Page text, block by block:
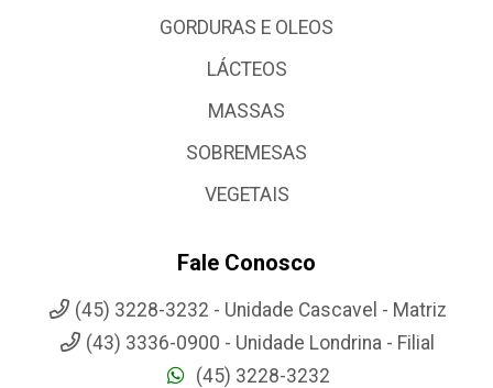
GORDURAS E OLEOS
LÁCTEOS
MASSAS
SOBREMESAS
VEGETAIS
Fale Conosco
(45) 3228-3232 - Unidade Cascavel - Matriz
(43) 3336-0900 - Unidade Londrina - Filial
(45) 3228-3232